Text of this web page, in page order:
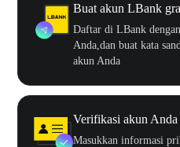
Buat akun LBank
Daftar di LBank
Anda,dan buat kata
akun Anda
Verifikasi akun Anda
Masukkan informasi